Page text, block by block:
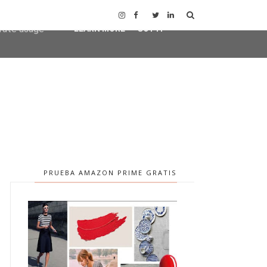
PRUEBA AMAZON PRIME GRATIS
agent
usage
LEARN MORE GOT IT